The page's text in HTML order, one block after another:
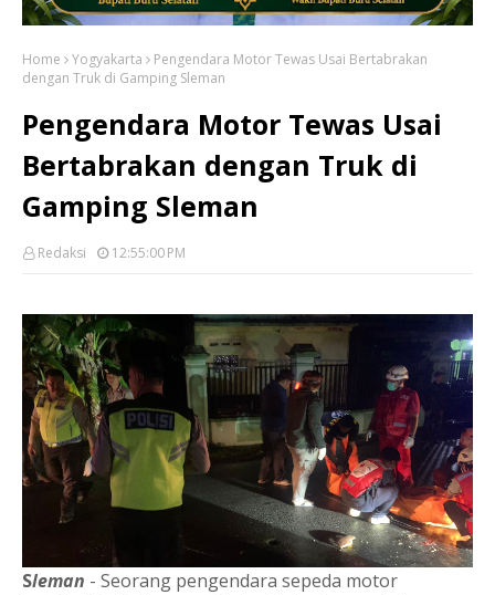
Home Yogyakarta
Pengendara Motor Tewas Usai Bertabrakan
dengan Truk di Gamping Sleman
Pengendara Motor Tewas Usai
Bertabrakan dengan Truk di
Gamping Sleman
Redaksi 12:55:00 PM
Sleman - Seorang pengendara sepeda motor